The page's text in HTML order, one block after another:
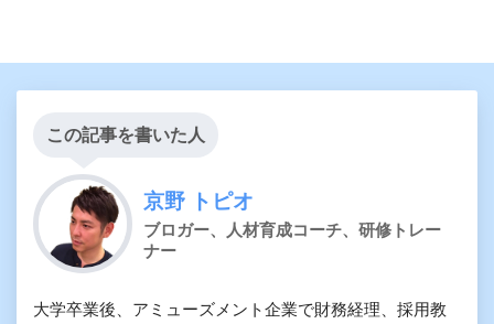
この記事を書いた人
京野 トピオ
ブロガー、人材育成コーチ、研修トレー
ナー
大学卒業後、アミューズメント企業で財務経理、採用教